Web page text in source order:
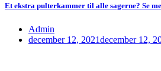
Et ekstra pulterkammer til alle sagerne? Se
Admin
december 12, 2021december 12,